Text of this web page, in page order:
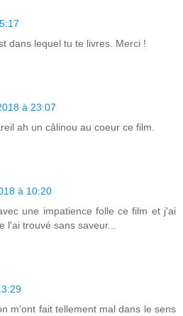
dans lequel tu te livres. Merci !
à 23:07
ah un câlinou au coeur ce film.
à 10:20
une impatience folle ce film et j'ai
l'ai trouvé sans saveur...
m'ont fait tellement mal dans le sens